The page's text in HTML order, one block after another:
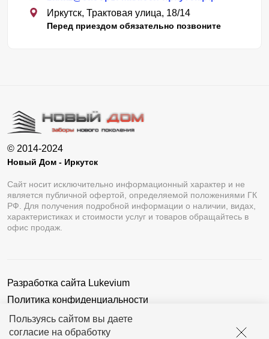
Пользуясь сайтом вы даете
согласие на обработку
Иркутск, Трактовая улица, 18/14
Перед приездом обязательно позвоните
© 2014-2024
Новый Дом - Иркутск
Сайт носит исключительно информационный характер и не
является публичной офертой, определяемой положениями ГК
РФ. Для получения подробной информации о наличии, видах,
характеристиках и стоимости услуг и товаров обращайтесь в
офис продаж.
Разработка сайта Lukevium
Политика конфиденциальности
Пользовательское соглашение